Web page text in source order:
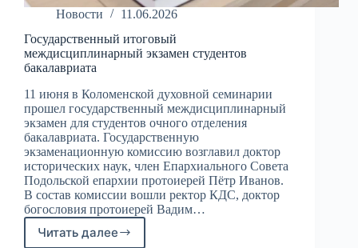
Новости
11.06.2026
Государственный итоговый
междисциплинарный экзамен студентов
бакалавриата
11 июня в Коломенской духовной семинарии
прошел государственный междисциплинарный
экзамен для студентов очного отделения
бакалавриата. Государственную
экзаменационную комиссию возглавил доктор
исторических наук, член Епархиального Совета
Подольской епархии протоиерей Пётр Иванов.
В состав комиссии вошли ректор КДС, доктор
богословия протоиерей Вадим…
Читать далееГосударственный